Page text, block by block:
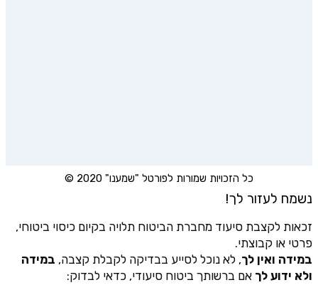
כל הזכויות שמורות לפורטל "שמענו" 2020 ©
נשמח לעזור לך!
זכאות לקצבת סיעוד מחברת הביטוח תלויה בקיום כיסוי ביטוחי,
פרטי או קבוצתי.
במידה ואין לך, לא נוכל לסייע בבדיקה לקבלת קצבה, במידה
ולא ידוע לך אם ברשותך ביטוח סיעודי, כדאי לבדוק: